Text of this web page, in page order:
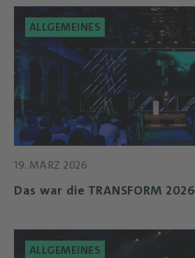
ALLGEMEINES
19. MÄRZ 2026
Das war die TRANSFORM 2026
ALLGEMEINES